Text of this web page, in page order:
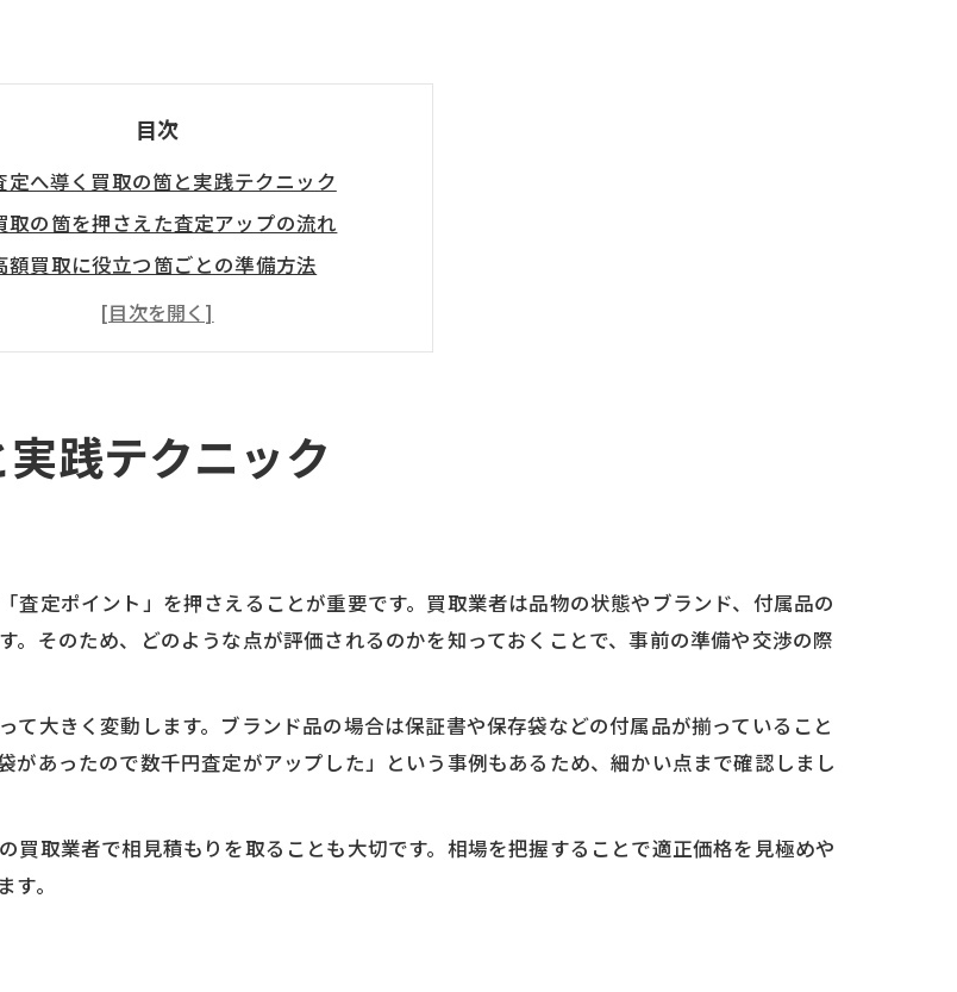
目次
定へ導く買取の箇と実践テクニック
取の箇を押さえた査定アップの流れ
額買取に役立つ箇ごとの準備方法
査定に強い買取の箇選びのポイント
取交渉コツを活かす実践的アプローチ
ない買取交渉の極意と箇ごとの対策
取交渉コツで覚えるべき箇の活用法
望額を伝える際の買取箇ポイント
取ビジネス仕組みを知った交渉戦略
取の箇を知ることで損を防ぐコツ
取で納得査定を得る箇の見極め方
取の箇で価格交渉が有利になる理由
取業者選びで重視すべき箇の視点
践テクニック
定ポイント」を押さえることが重要です。買取業者は品物の状態やブランド、付属品の
そのため、どのような点が評価されるのかを知っておくことで、事前の準備や交渉の際
大きく変動します。ブランド品の場合は保証書や保存袋などの付属品が揃っていること
あったので数千円査定がアップした」という事例もあるため、細かい点まで確認しまし
買取業者で相見積もりを取ることも大切です。相場を把握することで適正価格を見極めや
。